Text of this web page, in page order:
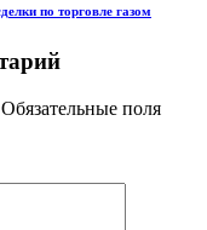
по торговле газом
Обязательные поля